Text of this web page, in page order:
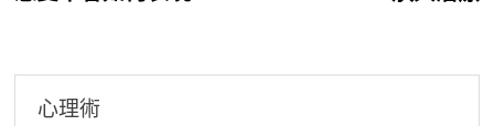
導
心理術